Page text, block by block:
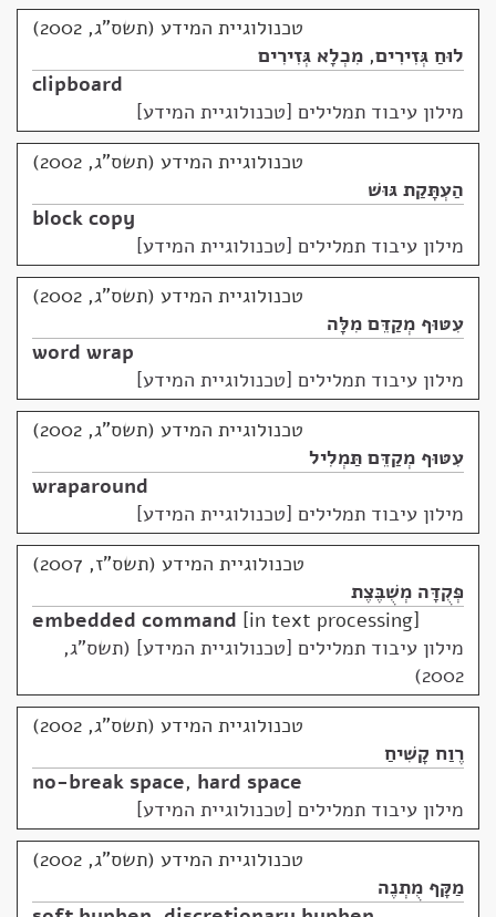
טכנולוגיית המידע (תשס"ג, 2002)
לוּחַ גְּזִירִים, מִכְלָא גְּזִירִים
clipboard
מילון עיבוד תמלילים [טכנולוגיית המידע]
טכנולוגיית המידע (תשס"ג, 2002)
הַעְתָּקַת גּוּשׁ
block copy
מילון עיבוד תמלילים [טכנולוגיית המידע]
טכנולוגיית המידע (תשס"ג, 2002)
עִטּוּף מְקַדֵּם מִלָּה
word wrap
מילון עיבוד תמלילים [טכנולוגיית המידע]
טכנולוגיית המידע (תשס"ג, 2002)
עִטּוּף מְקַדֵּם תַּמְלִיל
wraparound
מילון עיבוד תמלילים [טכנולוגיית המידע]
טכנולוגיית המידע (תשס"ז, 2007)
פְּקֻדָּה מְשֻׁבֶּצֶת
embedded command in text processing
מילון עיבוד תמלילים [טכנולוגיית המידע] (תשס"ג,
2002)
טכנולוגיית המידע (תשס"ג, 2002)
רֶוַח קָשִׁיחַ
no-break space, hard space
מילון עיבוד תמלילים [טכנולוגיית המידע]
טכנולוגיית המידע (תשס"ג, 2002)
מַקָּף מֻתְנֶה